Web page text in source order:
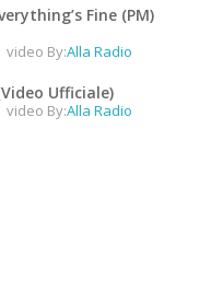
Fine (PM)
video By:Alla Radio
Ufficiale)
video By:Alla Radio